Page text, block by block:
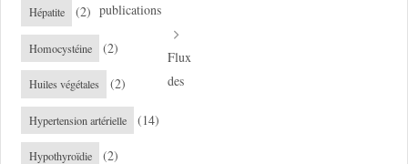
Hépatite (2)
Homocystéine (2)
Huiles végétales (2)
Hypertension artérielle (14)
Hypothyroïdie (2)
publications
Flux
des